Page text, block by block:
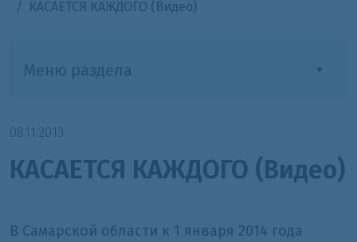
КАСАЕТСЯ КАЖДОГО (Видео)
Меню раздела
08.11.2013
КАСАЕТСЯ КАЖДОГО (Видео)
В Самарской области к 1 января 2014 года